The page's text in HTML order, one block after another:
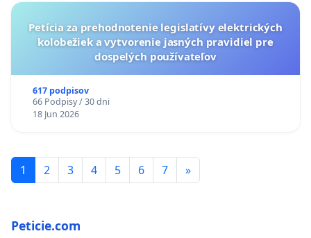
Petícia za prehodnotenie legislatívy elektrických
kolobežiek a vytvorenie jasných pravidiel pre
dospelých používateľov
617 podpisov
66 Podpisy / 30 dni
18 Jun 2026
1 2 3 4 5 6 7 »
Peticie.com